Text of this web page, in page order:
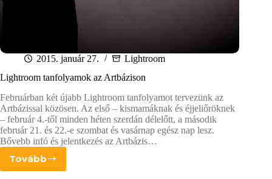
2015. január 27.
Lightroom
Lightroom tanfolyamok az Artbázison
Februárban két újabb Lightroom tanfolyamot tervezünk az
Artbázissal közösen. Az első – kismamáknak és éjjeliőröknek
– február 4.-től minden héten szerdán délelőtt, a második
február 21. és 22.-e szombat és vasárnap egész nap lesz.
Bővebb infó és jelentkezés az Artbázis…
TovábbLightroom